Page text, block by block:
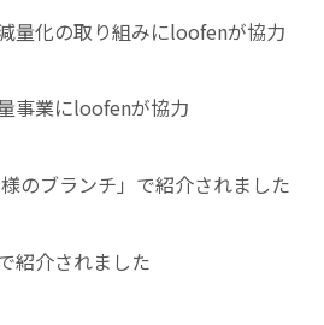
量化の取り組みにloofenが協力
事業にloofenが協力
のブランチ」で紹介されました
紹介されました